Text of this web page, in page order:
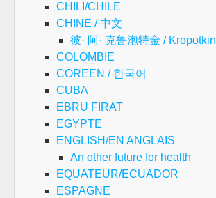
CHILI/CHILE
CHINE / 中文
彼· 阿· 克鲁泡特金 / Kropotkin
COLOMBIE
COREEN / 한국어
CUBA
EBRU FIRAT
EGYPTE
ENGLISH/EN ANGLAIS
An other future for health
EQUATEUR/ECUADOR
ESPAGNE